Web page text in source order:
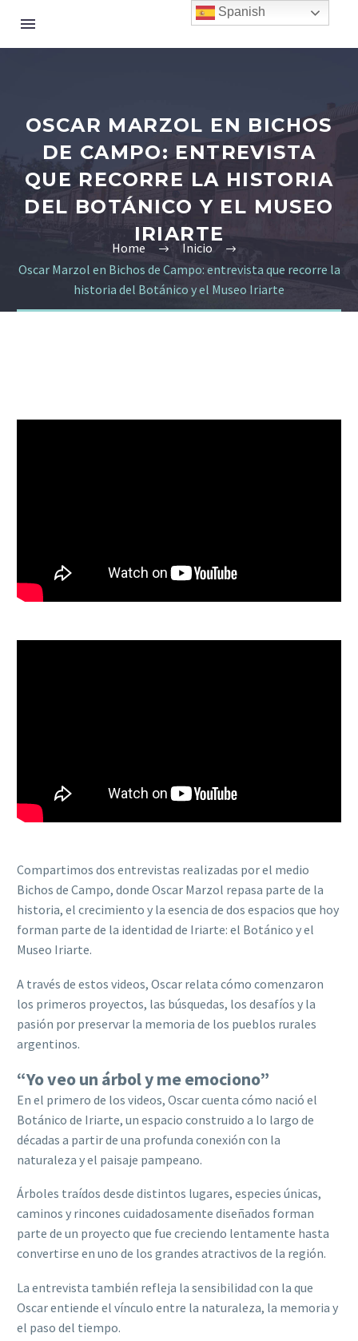
OSCAR MARZOL EN BICHOS
DE CAMPO: ENTREVISTA
QUE RECORRE LA HISTORIA
DEL BOTÁNICO Y EL MUSEO
IRIARTE
Home
Inicio
Oscar Marzol en Bichos de Campo: entrevista que recorre la
historia del Botánico y el Museo Iriarte
Compartimos dos entrevistas realizadas por el medio
Bichos de Campo, donde Oscar Marzol repasa parte de la
historia, el crecimiento y la esencia de dos espacios que hoy
forman parte de la identidad de Iriarte: el Botánico y el
Museo Iriarte.
A través de estos videos, Oscar relata cómo comenzaron
los primeros proyectos, las búsquedas, los desafíos y la
pasión por preservar la memoria de los pueblos rurales
argentinos.
“Yo veo un árbol y me emociono”
En el primero de los videos, Oscar cuenta cómo nació el
Botánico de Iriarte, un espacio construido a lo largo de
décadas a partir de una profunda conexión con la
naturaleza y el paisaje pampeano.
Árboles traídos desde distintos lugares, especies únicas,
caminos y rincones cuidadosamente diseñados forman
parte de un proyecto que fue creciendo lentamente hasta
convertirse en uno de los grandes atractivos de la región.
La entrevista también refleja la sensibilidad con la que
Oscar entiende el vínculo entre la naturaleza, la memoria y
el paso del tiempo.
Spanish